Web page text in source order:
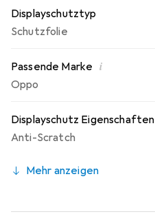
Displayschutztyp
Schutzfolie
Passende Marke i
Oppo
Displayschutz Eigenschaften
Anti-Scratch
Mehr anzeigen